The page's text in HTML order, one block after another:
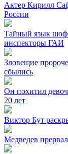
Актер Кирилл
России
Тайный язык
инспекторы ГАИ
Зловещие
сбылись
Он похитил
20 лет
Виктор Бут
Медведев